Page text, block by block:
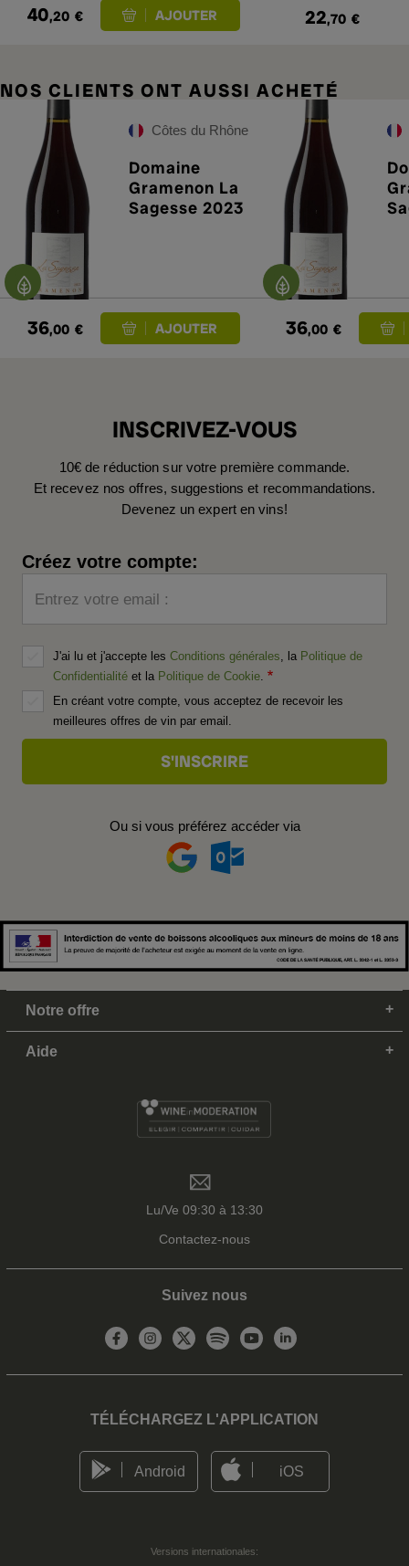
40,20 € 22,70 €
NOS CLIENTS ONT AUSSI ACHETÉ
Côtes du Rhône
Domaine
Gramenon La
Sagesse 2023
36,00 € 36,00 €
INSCRIVEZ-VOUS
10€ de réduction sur votre première commande.
Et recevez nos offres, suggestions et recommandations.
Devenez un expert en vins!
Créez votre compte:
Entrez votre email :
J'ai lu et j'accepte les Conditions générales , la Politique de
Confidentialité et la Politique de Cookie
En créant votre compte, vous acceptez de recevoir les
meilleures offres de vin par email.
Ou si vous préférez accéder via
Notre offre
Aide
Lu/Ve 09:30 à 13:30
Contactez-nous
Suivez nous
TÉLÉCHARGEZ L'APPLICATION
Android iOS
Versions internationales: